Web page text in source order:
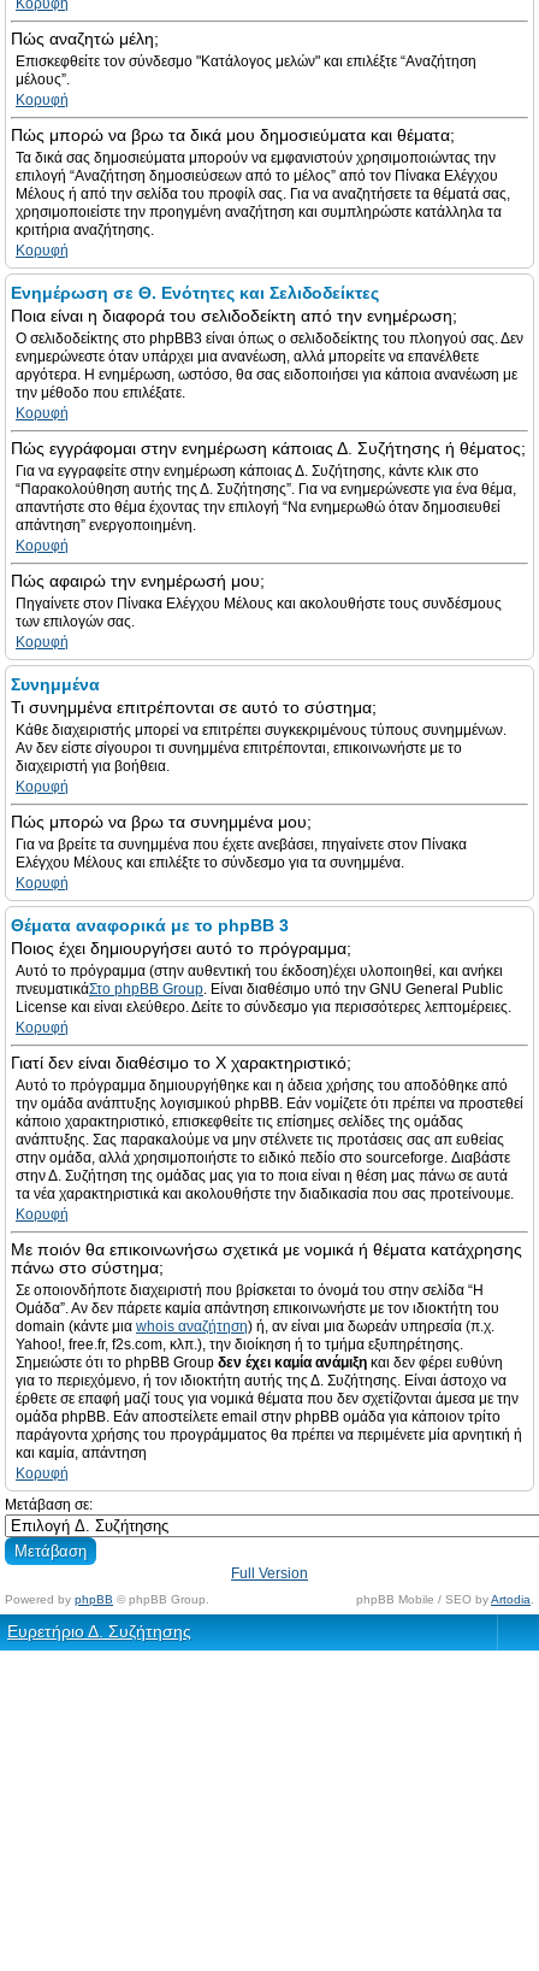
Κορυφή
Πώς αναζητώ μέλη;
Επισκεφθείτε τον σύνδεσμο "Κατάλογος μελών" και επιλέξτε “Αναζήτηση
μέλους”.
Κορυφή
Πώς μπορώ να βρω τα δικά μου δημοσιεύματα και θέματα;
Τα δικά σας δημοσιεύματα μπορούν να εμφανιστούν χρησιμοποιώντας την
επιλογή “Αναζήτηση δημοσιεύσεων από το μέλος” από τον Πίνακα Ελέγχου
Μέλους ή από την σελίδα του προφίλ σας. Για να αναζητήσετε τα θέματά σας,
χρησιμοποιείστε την προηγμένη αναζήτηση και συμπληρώστε κατάλληλα τα
κριτήρια αναζήτησης.
Κορυφή
Ενημέρωση σε Θ. Ενότητες και Σελιδοδείκτες
Ποια είναι η διαφορά του σελιδοδείκτη από την ενημέρωση;
Ο σελιδοδείκτης στο phpBB3 είναι όπως ο σελιδοδείκτης του πλοηγού σας. Δεν
ενημερώνεστε όταν υπάρχει μια ανανέωση, αλλά μπορείτε να επανέλθετε
αργότερα. Η ενημέρωση, ωστόσο, θα σας ειδοποιήσει για κάποια ανανέωση με
την μέθοδο που επιλέξατε.
Κορυφή
Πώς εγγράφομαι στην ενημέρωση κάποιας Δ. Συζήτησης ή θέματος;
Για να εγγραφείτε στην ενημέρωση κάποιας Δ. Συζήτησης, κάντε κλικ στο
“Παρακολούθηση αυτής της Δ. Συζήτησης”. Για να ενημερώνεστε για ένα θέμα,
απαντήστε στο θέμα έχοντας την επιλογή “Να ενημερωθώ όταν δημοσιευθεί
απάντηση” ενεργοποιημένη.
Κορυφή
Πώς αφαιρώ την ενημέρωσή μου;
Πηγαίνετε στον Πίνακα Ελέγχου Μέλους και ακολουθήστε τους συνδέσμους
των επιλογών σας.
Κορυφή
Συνημμένα
Τι συνημμένα επιτρέπονται σε αυτό το σύστημα;
Κάθε διαχειριστής μπορεί να επιτρέπει συγκεκριμένους τύπους συνημμένων.
Αν δεν είστε σίγουροι τι συνημμένα επιτρέπονται, επικοινωνήστε με το
διαχειριστή για βοήθεια.
Κορυφή
Πώς μπορώ να βρω τα συνημμένα μου;
Για να βρείτε τα συνημμένα που έχετε ανεβάσει, πηγαίνετε στον Πίνακα
Ελέγχου Μέλους και επιλέξτε το σύνδεσμο για τα συνημμένα.
Κορυφή
Θέματα αναφορικά με το phpBB 3
Ποιος έχει δημιουργήσει αυτό το πρόγραμμα;
Αυτό το πρόγραμμα (στην αυθεντική του έκδοση)έχει υλοποιηθεί, και ανήκει
πνευματικάΣτο phpBB Group. Είναι διαθέσιμο υπό την GNU General Public
License και είναι ελεύθερο. Δείτε το σύνδεσμο για περισσότερες λεπτομέρειες.
Κορυφή
Γιατί δεν είναι διαθέσιμο το Χ χαρακτηριστικό;
Αυτό το πρόγραμμα δημιουργήθηκε και η άδεια χρήσης του αποδόθηκε από
την ομάδα ανάπτυξης λογισμικού phpBB. Εάν νομίζετε ότι πρέπει να προστεθεί
κάποιο χαρακτηριστικό, επισκεφθείτε τις επίσημες σελίδες της ομάδας
ανάπτυξης. Σας παρακαλούμε να μην στέλνετε τις προτάσεις σας απ ευθείας
στην ομάδα, αλλά χρησιμοποιήστε το ειδικό πεδίο στο sourceforge. Διαβάστε
στην Δ. Συζήτηση της ομάδας μας για το ποια είναι η θέση μας πάνω σε αυτά
τα νέα χαρακτηριστικά και ακολουθήστε την διαδικασία που σας προτείνουμε.
Κορυφή
Με ποιόν θα επικοινωνήσω σχετικά με νομικά ή θέματα κατάχρησης
πάνω στο σύστημα;
Σε οποιονδήποτε διαχειριστή που βρίσκεται το όνομά του στην σελίδα “Η
Ομάδα”. Αν δεν πάρετε καμία απάντηση επικοινωνήστε με τον ιδιοκτήτη του
domain (κάντε μια whois αναζήτηση) ή, αν είναι μια δωρεάν υπηρεσία (π.χ.
Yahoo!, free.fr, f2s.com, κλπ.), την διοίκηση ή το τμήμα εξυπηρέτησης.
Σημειώστε ότι το phpBB Group δεν έχει καμία ανάμιξη και δεν φέρει ευθύνη
για το περιεχόμενο, ή τον ιδιοκτήτη αυτής της Δ. Συζήτησης. Είναι άστοχο να
έρθετε σε επαφή μαζί τους για νομικά θέματα που δεν σχετίζονται άμεσα με την
ομάδα phpBB. Εάν αποστείλετε email στην phpBB ομάδα για κάποιον τρίτο
παράγοντα χρήσης του προγράμματος θα πρέπει να περιμένετε μία αρνητική ή
και καμία, απάντηση
Κορυφή
Μετάβαση σε:
Full Version
Powered by phpBB © phpBB Group. phpBB Mobile / SEO byArtodia
Ευρετήριο Δ. Συζήτησης